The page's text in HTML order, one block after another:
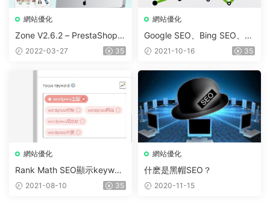
網站優化
Zone V2.6.2 – PrestaShop
超市網店模闆
2022-03-27 35
網站優化
Google SEO、Bing SEO、Ya
hoo SEO的區别在哪裏？
2021-10-16 35
網站優化
Rank Math SEO顯示keywor
ds meta關鍵詞字段信息的方
2021-08-10 35
網站優化
什麽是黑帽SEO？
2020-11-15